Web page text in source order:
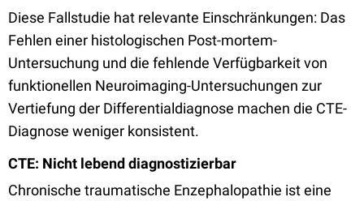
Diese Fallstudie hat relevante Einschränkungen: Das
Fehlen einer histologischen Post-mortem-
Untersuchung und die fehlende Verfügbarkeit von
funktionellen Neuroimaging-Untersuchungen zur
Vertiefung der Differentialdiagnose machen die CTE-
Diagnose weniger konsistent.
CTE: Nicht lebend diagnostizierbar
Chronische traumatische Enzephalopathie ist eine